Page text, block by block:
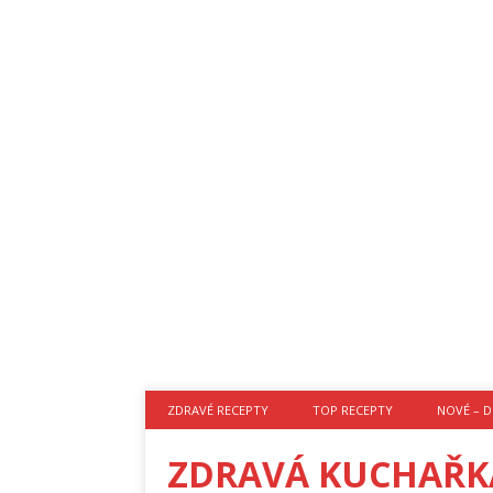
ZDRAVÉ RECEPTY TOP RECEPTY NOVÉ –
ZDRAVÁ